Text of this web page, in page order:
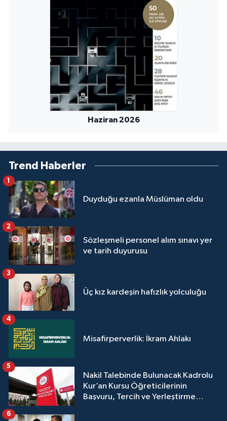
Haziran 2026
Trend Haberler
Duyduğu ezanla Müslüman oldu
1
Sözleşmeli personel alım sınavı yer
ve tarih duyurusu
2
Üç kız kardeşin hafızlık yolculuğu
3
Misafirperverlik: İkram Ahlakı
4
Nakil Talebinde Bulunacak Kadrolu
Kur’an Kursu Öğreticilerinin
Başvuru, Tercih ve Yerleştirme
5
6
Osmaniye Müftülüğü
Rize Müftülüğü
Sakarya Müftülüğü
Samsun Müftülüğü
Siirt Müftülüğü
Sivas Müftülüğü
Şanlıurfa Müftülüğü
Tekirdağ Müftülüğü
Tokat Müftülüğü
Trabzon Müftülüğü
Uşak Müftülüğü
Van Müftülüğü
Yalova Müftülüğü